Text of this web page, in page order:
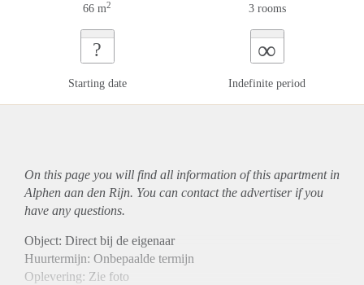
66 m2 3 rooms
?
Starting date
∞
Indefinite period
On this page you will find all information of this apartmentin
Alphen aan den Rijn. You can contact the advertiser if you
have any questions.
Object: Direct bij de eigenaar
Huurtermijn: Onbepaalde termijn
Oplevering: Zie foto